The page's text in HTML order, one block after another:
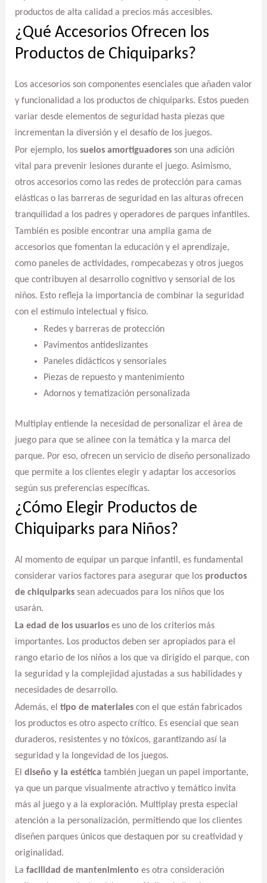
productos de alta calidad a precios más accesibles.
¿Qué Accesorios Ofrecen los
Productos de Chiquiparks?
Los accesorios son componentes esenciales que añaden valor
y funcionalidad a los productos de chiquiparks. Estos pueden
variar desde elementos de seguridad hasta piezas que
incrementan la diversión y el desafío de los juegos.
Por ejemplo, los suelos amortiguadoresson una adición
vital para prevenir lesiones durante el juego. Asimismo,
otros accesorios como las redes de protección para camas
elásticas o las barreras de seguridad en las alturas ofrecen
tranquilidad a los padres y operadores de parques infantiles.
También es posible encontrar una amplia gama de
accesorios que fomentan la educación y el aprendizaje,
como paneles de actividades, rompecabezas y otros juegos
que contribuyen al desarrollo cognitivo y sensorial de los
niños. Esto refleja la importancia de combinar la seguridad
con el estímulo intelectual y físico.
Redes y barreras de protección
Pavimentos antideslizantes
Paneles didácticos y sensoriales
Piezas de repuesto y mantenimiento
Adornos y tematización personalizada
Multiplay entiende la necesidad de personalizar el área de
juego para que se alinee con la temática y la marca del
parque. Por eso, ofrecen un servicio de diseño personalizado
que permite a los clientes elegir y adaptar los accesorios
según sus preferencias específicas.
¿Cómo Elegir Productos de
Chiquiparks para Niños?
Al momento de equipar un parque infantil, es fundamental
considerar varios factores para asegurar que los productos
de chiquiparkssean adecuados para los niños que los
usarán.
La edad de los usuarioses uno de los criterios más
importantes. Los productos deben ser apropiados para el
rango etario de los niños a los que va dirigido el parque, con
la seguridad y la complejidad ajustadas a sus habilidades y
necesidades de desarrollo.
Además, el tipo de materialescon el que están fabricados
los productos es otro aspecto crítico. Es esencial que sean
duraderos, resistentes y no tóxicos, garantizando así la
seguridad y la longevidad de los juegos.
El diseño y la estética también juegan un papel importante,
ya que un parque visualmente atractivo y temático invita
más al juego y a la exploración. Multiplay presta especial
atención a la personalización, permitiendo que los clientes
diseñen parques únicos que destaquen por su creatividad y
originalidad.
La facilidad de mantenimiento es otra consideración